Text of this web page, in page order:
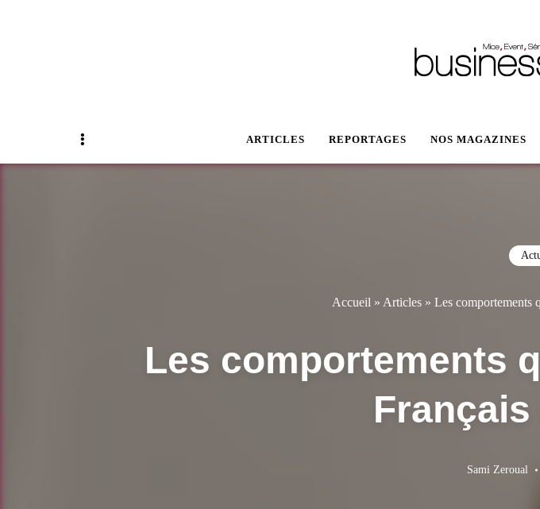
ARTICLES REPORTAGES NOS MAGAZINES
Sidebar
Accueil » Articles» Les comportements
Les comportements
Sami Zeroual